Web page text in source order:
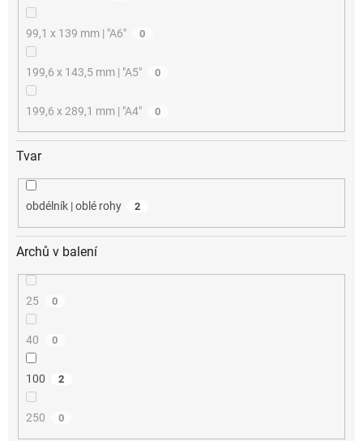
99,1 x 139 mm | "A6" 0
199,6 x 143,5 mm | "A5" 0
199,6 x 289,1 mm | "A4" 0
Tvar
obdélník | oblé rohy 2
Archů v balení
25 0
40 0
100 2
250 0